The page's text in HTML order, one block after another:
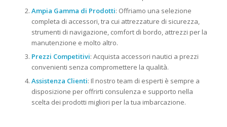
Ampia Gamma di Prodotti: Offriamo una selezione
completa di accessori, tra cui attrezzature di sicurezza,
strumenti di navigazione, comfort di bordo, attrezzi per la
manutenzione e molto altro.
Prezzi Competitivi: Acquista accessori nautici a prezzi
convenienti senza compromettere la qualità.
Assistenza Clienti: Il nostro team di esperti è sempre a
disposizione per offrirti consulenza e supporto nella
scelta dei prodotti migliori per la tua imbarcazione.